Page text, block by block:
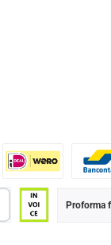
iDEAL | Wero
Proforma